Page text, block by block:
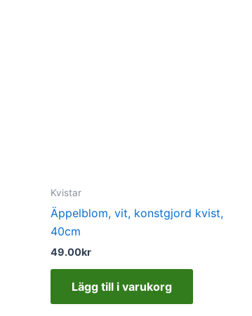
Kvistar
Äppelblom, vit, konstgjord kvist,
40cm
49.00kr
Lägg till i varukorg